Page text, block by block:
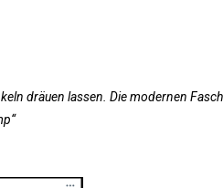
dräuen lassen. Die modernen